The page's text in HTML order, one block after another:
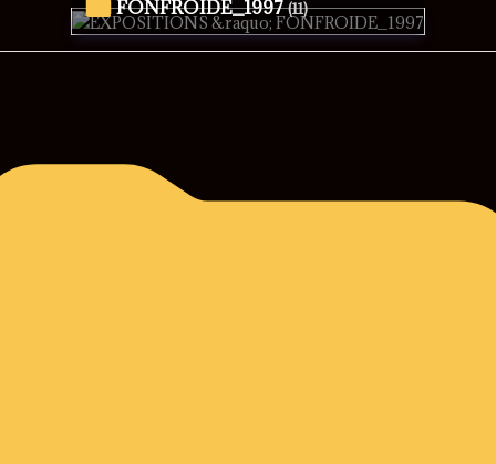
FONFROIDE_1997 (11)